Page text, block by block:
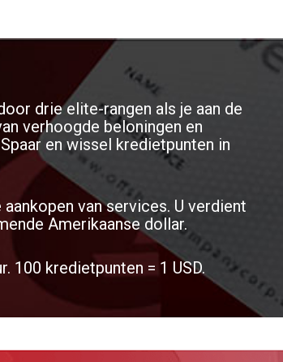
drie elite-rangen als je aan de
verhoogde beloningen en
en wissel kredietpunten in
van services. U verdient
Amerikaanse dollar.
100 kredietpunten = 1 USD.